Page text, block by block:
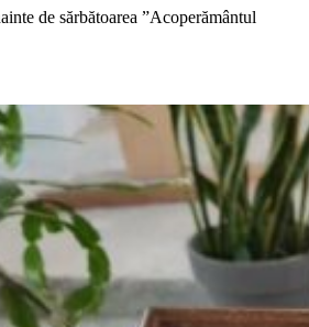
de sărbătoarea ”Acoperământul